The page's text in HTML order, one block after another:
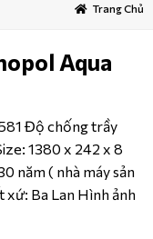
Trang Chủ
Aqua
Độ chống trầy
1380 x 242 x 8
năm ( nhà máy sản
xứ: Ba Lan Hình ảnh